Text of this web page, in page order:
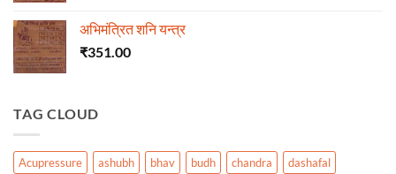
अभिमंत्रित शनि यन्त्र
₹351.00
TAG CLOUD
Acupressure ashubh bhav budh chandra dashafal